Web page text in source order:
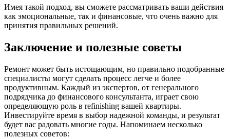
Имея такой подход, вы сможете рассматривать ваши действия
как эмоциональные, так и финансовые, что очень важно для
принятия правильных решений.
Заключение и полезные советы
Ремонт может быть истощающим, но правильно подобранные
специалисты могут сделать процесс легче и более
продуктивным. Каждый из экспертов, от генерального
подрядчика до финансового консультанта, играет свою
определяющую роль в refinishing вашей квартиры.
Инвестируйте время в выбор надежной команды, и результат
будет вас радовать многие годы. Напоминаем несколько
полезных советов: